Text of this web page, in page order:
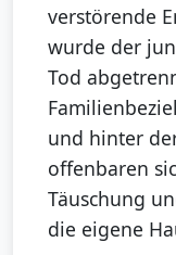
verstörende
wurde der
Tod
und hinter
offenbaren
Täuschung
die eigene